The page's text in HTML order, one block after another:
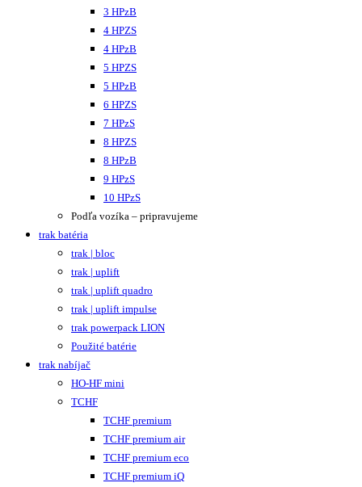
3 HPzB
4 HPZS
4 HPzB
5 HPZS
5 HPzB
6 HPZS
7 HPzS
8 HPZS
8 HPzB
9 HPzS
10 HPzS
Podľa vozíka – pripravujeme
trak batéria
trak | bloc
trak | uplift
trak | uplift quadro
trak | uplift impulse
trak powerpack LION
Použité batérie
trak nabíjač
HO-HF mini
TCHF
TCHF premium
TCHF premium air
TCHF premium eco
TCHF premium iQ